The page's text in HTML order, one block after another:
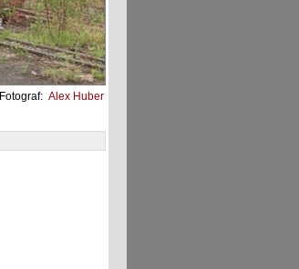
Fotograf: Alex Huber